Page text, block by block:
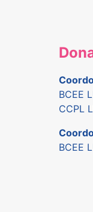
BCEE
CCPL
BCEE